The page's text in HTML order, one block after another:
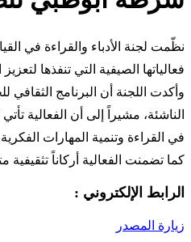
نظّمت لجنة الأدباء والقراءة في
فعالياتها الصيفية التي تنفذها
وأكدت اللجنة أن البرنامج
الناشئة، مشيراً إلى أن الفعالية
في القراءة وتنمية المهارات
كما تضمنت الفعالية أركاناً
الرابط الإلكتروني :
زيارة المصدر